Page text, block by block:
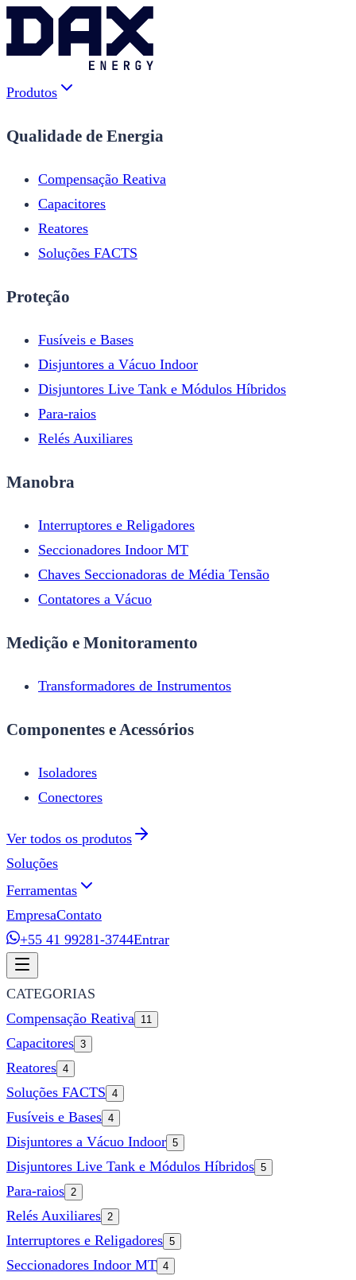
Produtos
Qualidade de Energia
Compensação Reativa
Capacitores
Reatores
Soluções FACTS
Proteção
Fusíveis e Bases
Disjuntores a Vácuo Indoor
Disjuntores Live Tank e Módulos Híbridos
Para-raios
Relés Auxiliares
Manobra
Interruptores e Religadores
Seccionadores Indoor MT
Chaves Seccionadoras de Média Tensão
Contatores a Vácuo
Medição e Monitoramento
Transformadores de Instrumentos
Componentes e Acessórios
Isoladores
Conectores
Ver todos os produtos
Soluções
Ferramentas
EmpresaContato
+55 41 99281-3744Entrar
CATEGORIAS
Compensação Reativa 11
Capacitores 3
Reatores 4
Soluções FACTS 4
Fusíveis e Bases 4
Disjuntores a Vácuo Indoor 5
Disjuntores Live Tank e Módulos Híbridos 5
Para-raios 2
Relés Auxiliares 2
Interruptores e Religadores 5
Seccionadores Indoor MT 4